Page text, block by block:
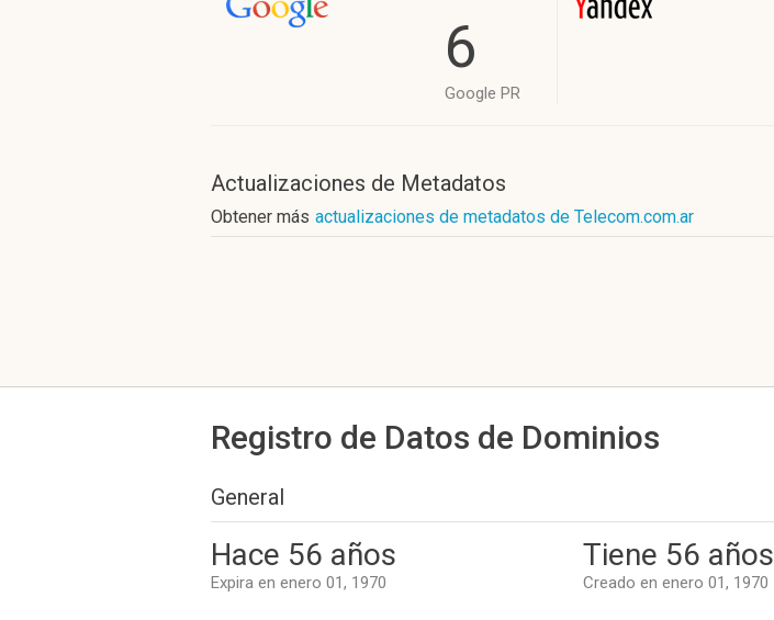
6
Google PR
Actualizaciones de Metadatos
Obtener más actualizaciones de metadatos de Telecom.com.ar
Registro de Datos de Dominios
General
Hace 56 años
Expira en enero 01, 1970
Tiene 56 años
Creado en enero 01, 1970